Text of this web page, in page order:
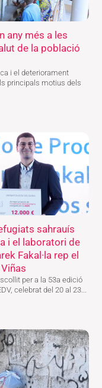
any més a les
de la població
i el deteriorament
principals motius dels
sahrauís
i el laboratori de
Fakal·la rep el
per a la 53a edició
celebrat del 20 al 23...